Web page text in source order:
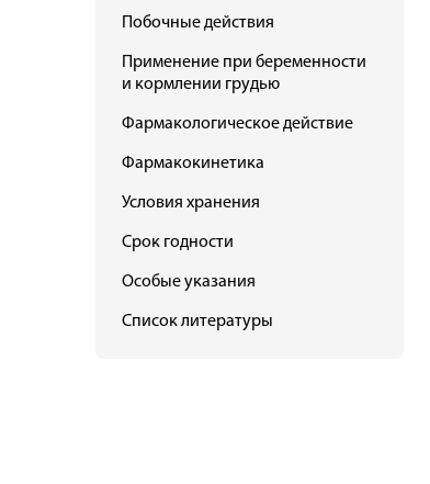
Побочные действия
Применение при беременности
и кормлении грудью
Фармакологическое действие
Фармакокинетика
Условия хранения
Срок годности
Особые указания
Список литературы